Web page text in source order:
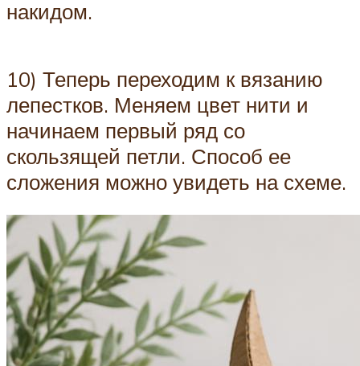
накидом.
10) Теперь переходим к вязанию
лепестков. Меняем цвет нити и
начинаем первый ряд со
скользящей петли. Способ ее
сложения можно увидеть на схеме.